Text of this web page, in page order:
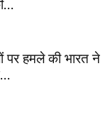
पर हमले की भारत ने